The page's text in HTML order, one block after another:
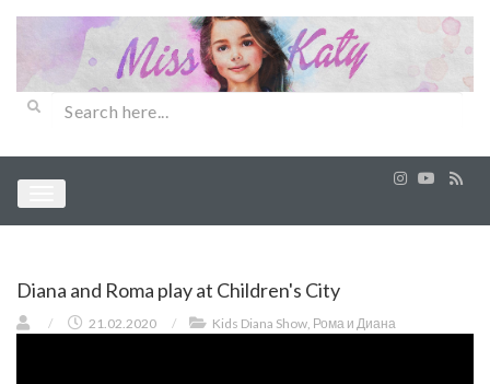
Diana and Roma play at Children's City
/ 21.02.2020 / Kids Diana Show, Рома и Диана